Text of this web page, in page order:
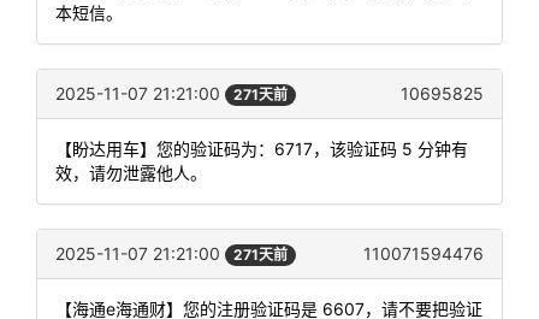
本短信。
2025-11-07 21:21:00 271天前 10695825
【盼达用车】您的验证码为：6717，该验证码 5 分钟有
效，请勿泄露他人。
2025-11-07 21:21:00 271天前 110071594476
【海通e海通财】您的注册验证码是 6607，请不要把验证